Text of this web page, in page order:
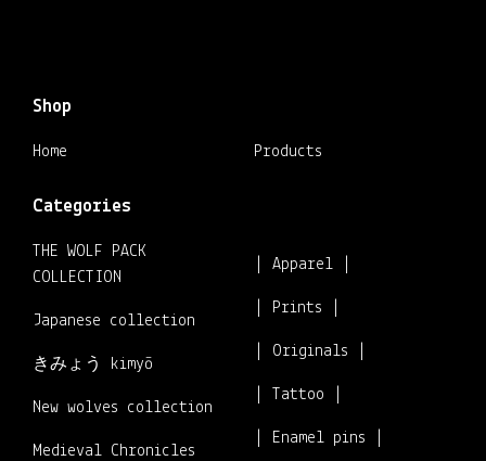
Shop
Home Products
Categories
THE WOLF PACK
COLLECTION
Japanese collection
きみょう kimyō
New wolves collection
Medieval Chronicles
| Apparel |
| Prints |
| Originals |
| Tattoo |
| Enamel pins |